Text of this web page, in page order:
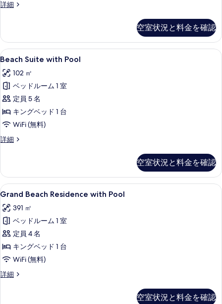
の
写
真
を
表
示
す
る
詳細
Four
with
Pool
の
細
空室状況と料金を確認
Beach
Suite
with
Pool
の
す
べ
て
真
を
表
示
す
る
Beach Suite with Pool | エジプト綿
11
Beach Suite with Pool
102 ㎡
ベッドルーム 1 室
定員 5 名
キングベッド 1 台
WiFi (無料)
詳細
Beach
の
詳
細
空室状況と料金を確認
Grand
Beach
Residence
with
Pool
の
す
べ
Grand Beach Residence with Pool |
10
Grand Beach Residence with Pool
391 ㎡
ベッドルーム 1 室
定員 4 名
キングベッド 1 台
WiFi (無料)
詳細
Grand
空室状況と料金を確認